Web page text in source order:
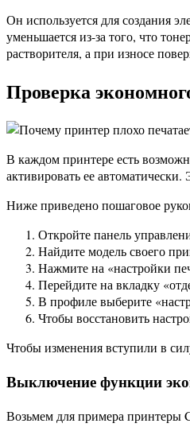
Он используется для создания
уменьшается из-за того, что
растворителя, а при износе
Проверка
В каждом принтере есть
активировать ее автоматически.
Ниже приведено пошаговое
Откройте панель
Найдите модель своего
Нажмите на «настройки
Перейдите на вкладку
В профиле выберите
Чтобы восстановить
Чтобы изменения вступили в
Выключение функции
Возьмем для примера принтеры